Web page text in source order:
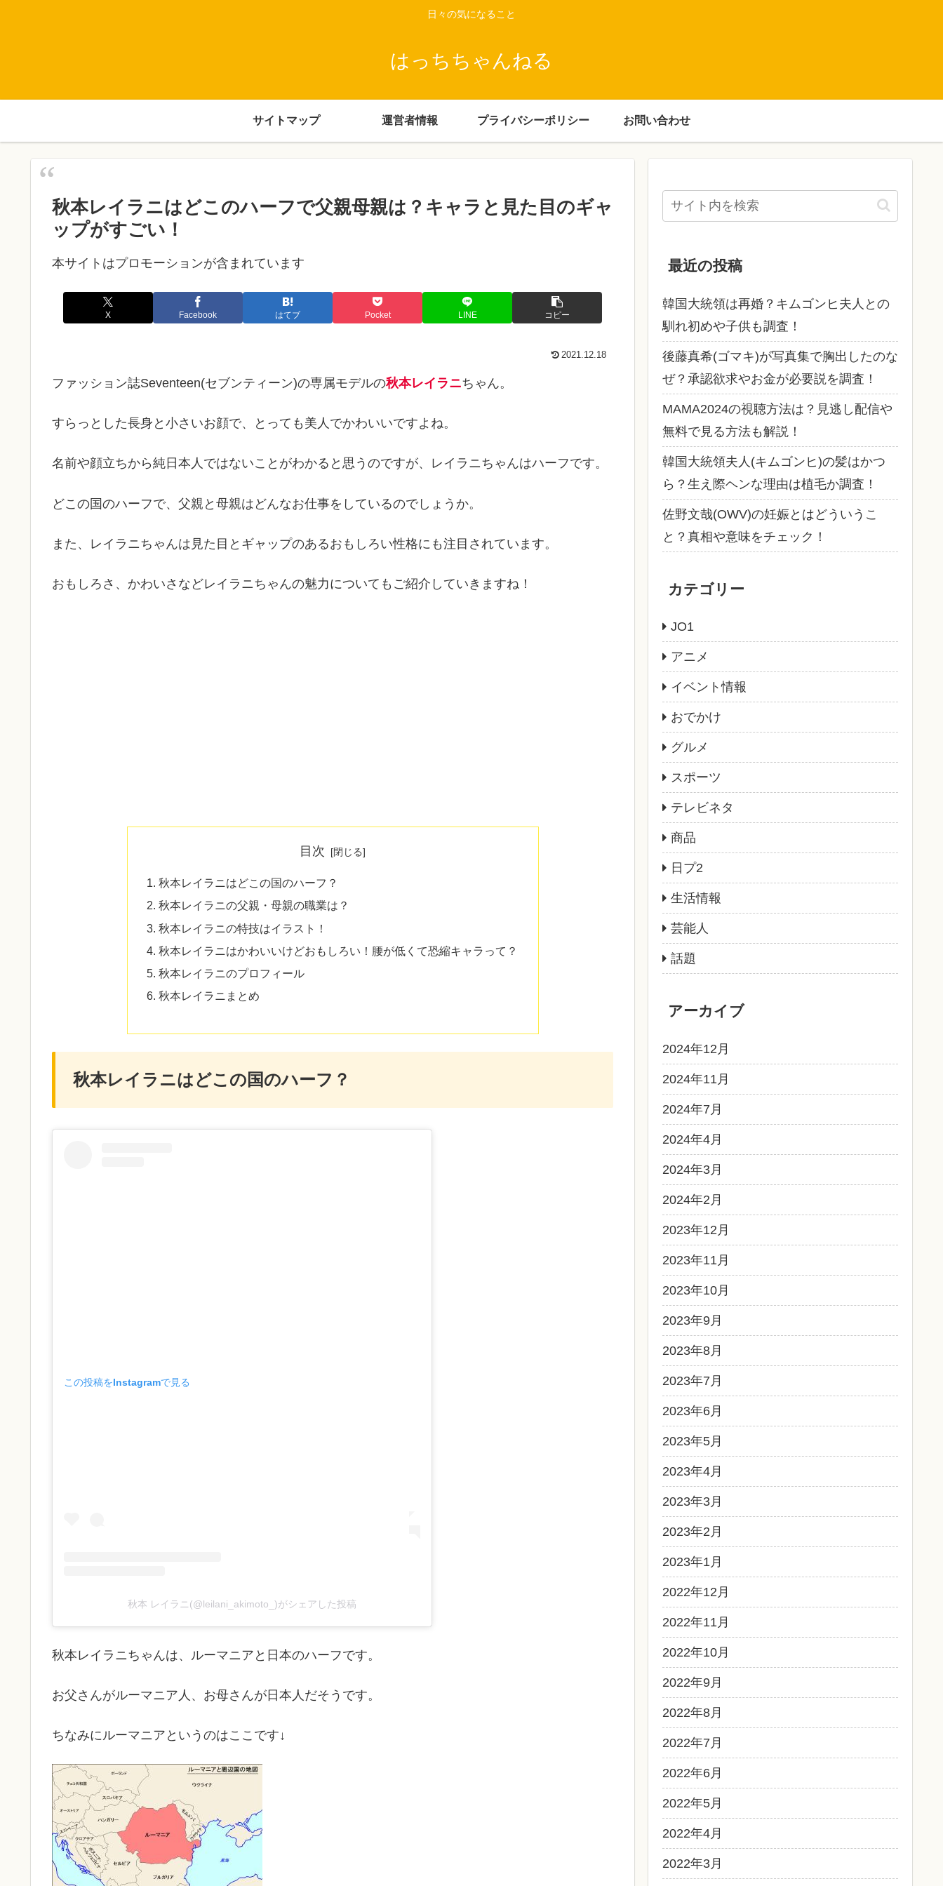
日々の気になること
はっちちゃんねる
サイトマップ 運営者情報 プライバシーポリシー お問い合わせ
秋本レイラニはどこのハーフで父親母親は？キャラと見た目のギャ
ップがすごい！
本サイトはプロモーションが含まれています
X Facebook はてブ Pocket LINE コピー
2021.12.18
ファッション誌Seventeen(セブンティーン)の専属モデルの秋本レイラニちゃん。
すらっとした長身と小さいお顔で、とっても美人でかわいいですよね。
名前や顔立ちから純日本人ではないことがわかると思うのですが、レイラニちゃんはハーフです。
どこの国のハーフで、父親と母親はどんなお仕事をしているのでしょうか。
また、レイラニちゃんは見た目とギャップのあるおもしろい性格にも注目されています。
おもしろさ、かわいさなどレイラニちゃんの魅力についてもご紹介していきますね！
目次
秋本レイラニはどこの国のハーフ？
秋本レイラニの父親・母親の職業は？
秋本レイラニの特技はイラスト！
秋本レイラニはかわいいけどおもしろい！腰が低くて恐縮キャラって？
秋本レイラニのプロフィール
秋本レイラニまとめ
秋本レイラニはどこの国のハーフ？
この投稿をInstagramで見る
秋本 レイラニ(@leilani_akimoto_)がシェアした投稿
秋本レイラニちゃんは、ルーマニアと日本のハーフです。
お父さんがルーマニア人、お母さんが日本人だそうです。
ちなみにルーマニアというのはここです↓
最近の投稿
韓国大統領は再婚？キムゴンヒ夫人との
馴れ初めや子供も調査！
後藤真希(ゴマキ)が写真集で胸出したのな
ぜ？承認欲求やお金が必要説を調査！
MAMA2024の視聴方法は？見逃し配信や
無料で見る方法も解説！
韓国大統領夫人(キムゴンヒ)の髪はかつ
ら？生え際ヘンな理由は植毛か調査！
佐野文哉(OWV)の妊娠とはどういうこ
と？真相や意味をチェック！
カテゴリー
JO1
アニメ
イベント情報
おでかけ
グルメ
スポーツ
テレビネタ
商品
日プ2
生活情報
芸能人
話題
アーカイブ
2024年12月
2024年11月
2024年7月
2024年4月
2024年3月
2024年2月
2023年12月
2023年11月
2023年10月
2023年9月
2023年8月
2023年7月
2023年6月
2023年5月
2023年4月
2023年3月
2023年2月
2023年1月
2022年12月
2022年11月
2022年10月
2022年9月
2022年8月
2022年7月
2022年6月
2022年5月
2022年4月
2022年3月